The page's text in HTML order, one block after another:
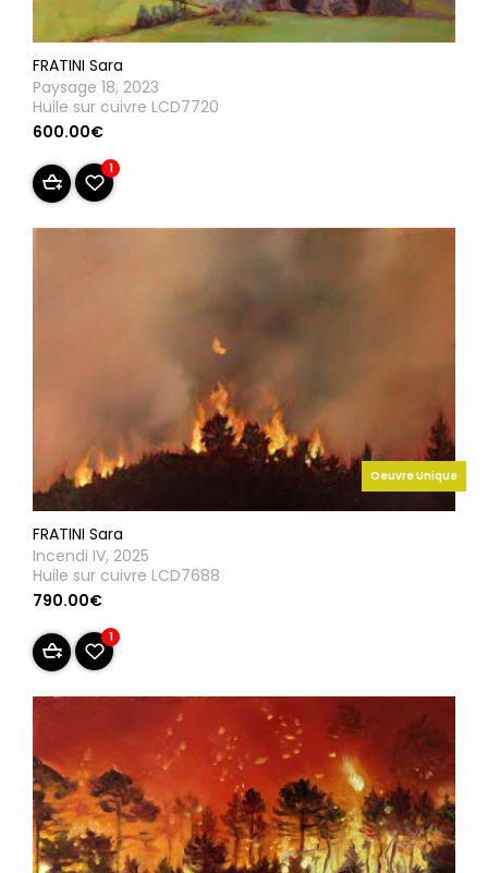
FRATINI Sara
Paysage 18, 2023
Huile sur cuivre LCD7720
600.00€
1
Oeuvre Unique
FRATINI Sara
Incendi IV, 2025
Huile sur cuivre LCD7688
790.00€
1